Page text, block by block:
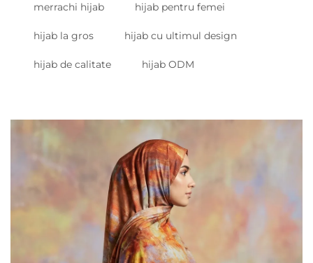
merrachi hijab hijab pentru femei
hijab la gros hijab cu ultimul design
hijab de calitate hijab ODM